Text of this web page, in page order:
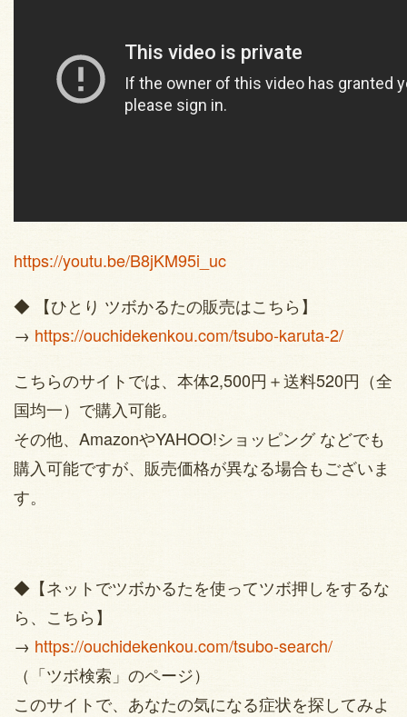
https://youtu.be/B8jKM95i_uc
◆ 【ひとり ツボかるたの販売はこちら】
→ https://ouchidekenkou.com/tsubo-karuta-2/
こちらのサイトでは、本体2,500円＋送料520円（全
国均一）で購入可能。
その他、AmazonやYAHOO!ショッピング などでも
購入可能ですが、販売価格が異なる場合もございま
す。
◆【ネットでツボかるたを使ってツボ押しをするな
ら、こちら】
→ https://ouchidekenkou.com/tsubo-search/
（「ツボ検索」のページ）
このサイトで、あなたの気になる症状を探してみよ